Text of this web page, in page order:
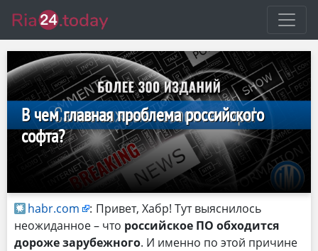
В чем главная проблема российского
софта?
habr.com : Привет, Хабр! Тут выяснилось
неожиданное – что российское ПО обходится
дороже зарубежного. И именно по этой причине